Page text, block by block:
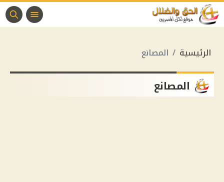
الرئيسية المصانع
المصانع